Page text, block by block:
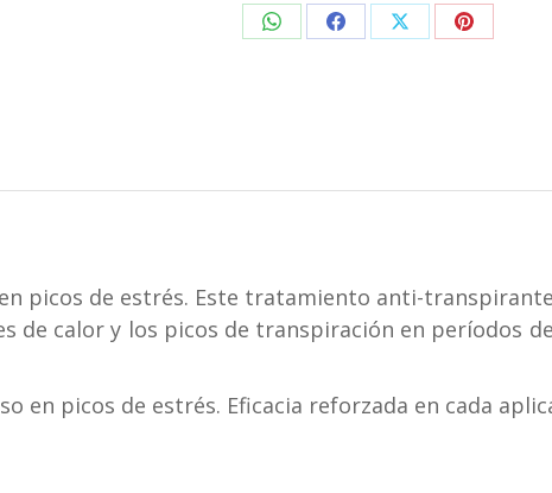
72h
x
CompartirCompartirCompartirCompartir
picos de estrés. Este tratamiento anti-
de calor y los picos de transpiración en períodos
en picos de estrés. Eficacia reforzada en cada